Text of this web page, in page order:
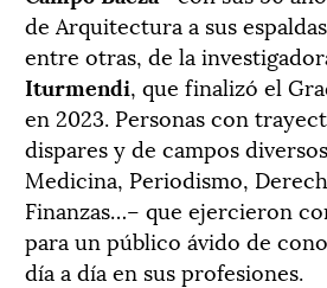
de Arquitectura a sus
entre otras, de la
Iturmendi, que finalizó el
en 2023. Personas con
dispares y de campos
Medicina, Periodismo,
Finanzas…– que ejercieron
para un público ávido de
día a día en sus profesiones.